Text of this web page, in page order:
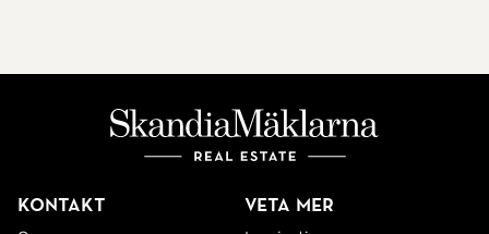
Kontakt
Veta mer